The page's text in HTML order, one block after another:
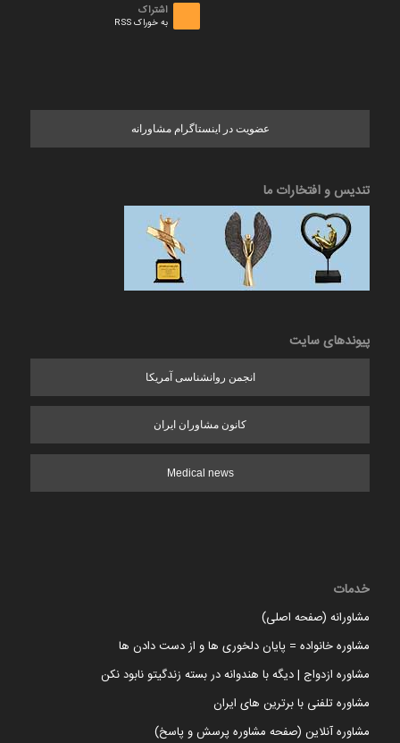
اشتراک
به خوراک RSS
عضویت در اینستاگرام مشاورانه
تندیس و افتخارات ما
پیوندهای سایت
انجمن روانشناسی آمریکا
کانون مشاوران ایران
Medical news
خدمات
مشاورانه (صفحه اصلی)
مشاوره خانواده = پایان دلخوری ها و از دست دادن ها
مشاوره ازدواج | دیگه با هندوانه در بسته زندگیتو نابود نکن
مشاوره تلفنی با برترین های ایران
مشاوره آنلاین (صفحه مشاوره پرسش و پاسخ)